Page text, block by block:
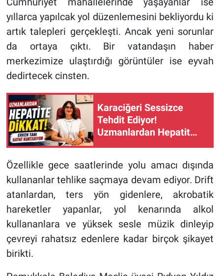
yıllarca yapılcak yol düzenlemesini bekliyordu ki
artık talepleri gerçekleşti. Ancak yeni sorunlar
da ortaya çıktı. Bir vatandaşın haber
merkezimize ulaştırdığı görüntüler ise eyvah
dedirtecek cinsten.
Karaciğeri Sessizce
Tehdit Ediyor!
Uzmanlardan Hepatit
Özellikle gece saatlerinde yolu amacı dışında
kullananlar tehlike saçmaya devam ediyor. Drift
atanlardan, ters yön gidenlere, akrobatik
hareketler yapanlar, yol kenarında alkol
kullananlara ve yüksek sesle müzik dinleyip
çevreyi rahatsız edenlere kadar birçok şikayet
birikti.